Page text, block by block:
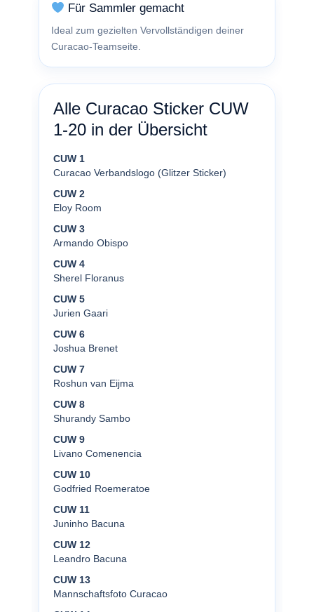
Für Sammler gemacht
Ideal zum gezielten Vervollständigen deiner
Curacao-Teamseite.
Alle Curacao Sticker CUW
1-20 in der Übersicht
CUW 1
Curacao Verbandslogo (Glitzer Sticker)
CUW 2
Eloy Room
CUW 3
Armando Obispo
CUW 4
Sherel Floranus
CUW 5
Jurien Gaari
CUW 6
Joshua Brenet
CUW 7
Roshun van Eijma
CUW 8
Shurandy Sambo
CUW 9
Livano Comenencia
CUW 10
Godfried Roemeratoe
CUW 11
Juninho Bacuna
CUW 12
Leandro Bacuna
CUW 13
Mannschaftsfoto Curacao